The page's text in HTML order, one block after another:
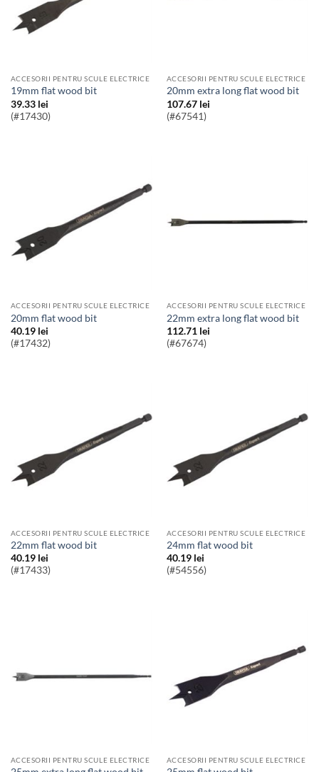
ACCESORII PENTRU SCULE ELECTRICE
19mm flat wood bit
39.33 lei
(#17430)
ACCESORII PENTRU SCULE ELECTRICE
20mm extra long flat wood bit
107.67 lei
(#67541)
ACCESORII PENTRU SCULE ELECTRICE
20mm flat wood bit
40.19 lei
(#17432)
ACCESORII PENTRU SCULE ELECTRICE
22mm extra long flat wood bit
112.71 lei
(#67674)
ACCESORII PENTRU SCULE ELECTRICE
22mm flat wood bit
40.19 lei
(#17433)
ACCESORII PENTRU SCULE ELECTRICE
24mm flat wood bit
40.19 lei
(#54556)
ACCESORII PENTRU SCULE ELECTRICE ACCESORII PENTRU SCULE ELECTRICE